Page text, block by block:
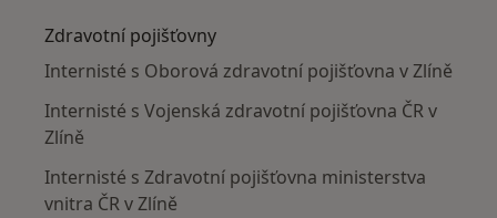
Zdravotní pojišťovny
Internisté s Oborová zdravotní pojišťovna v Zlíně
Internisté s Vojenská zdravotní pojišťovna ČR v
Zlíně
Internisté s Zdravotní pojišťovna ministerstva
vnitra ČR v Zlíně